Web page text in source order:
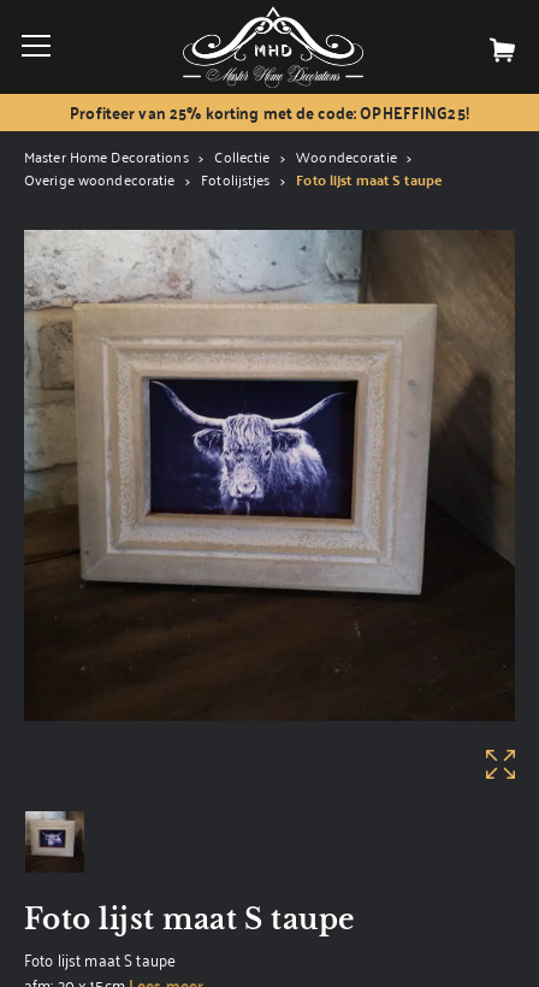
Profiteer van 25% korting met de code: OPHEFFING25!
Master Home Decorations Collectie
Woondecoratie
Overige woondecoratie
Fotolijstjes Foto lijst maat S taupe
Foto lijst maat S taupe
Foto lijst maat S taupe